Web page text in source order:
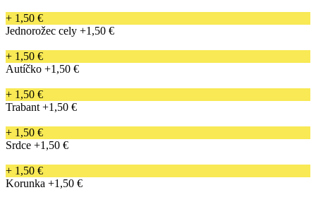
+ 1,50 €
Jednorožec cely +1,50 €
+ 1,50 €
Autíčko +1,50 €
+ 1,50 €
Trabant +1,50 €
+ 1,50 €
Srdce +1,50 €
+ 1,50 €
Korunka +1,50 €